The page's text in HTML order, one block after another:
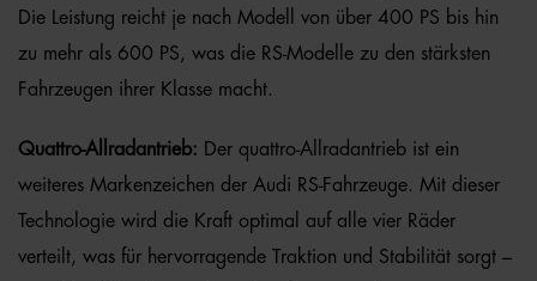
Die Leistung reicht je nach Modell von über 400 PS bis hin
zu mehr als 600 PS, was die RS-Modelle zu den stärksten
Fahrzeugen ihrer Klasse macht.
Quattro-Allradantrieb: Der quattro-Allradantrieb ist ein
weiteres Markenzeichen der Audi RS-Fahrzeuge. Mit dieser
Technologie wird die Kraft optimal auf alle vier Räder
verteilt, was für hervorragende Traktion und Stabilität sorgt –